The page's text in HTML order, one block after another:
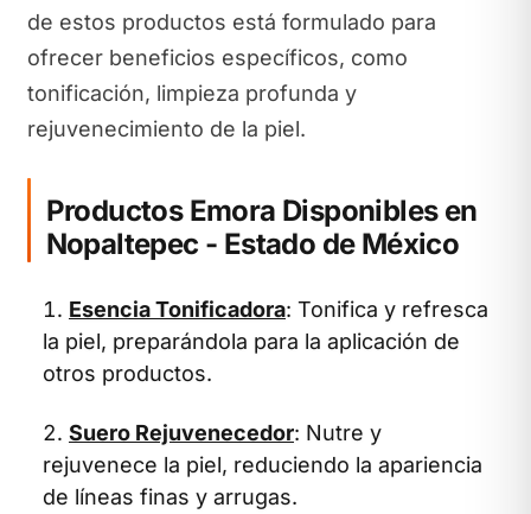
de estos productos está formulado para
ofrecer beneficios específicos, como
tonificación, limpieza profunda y
rejuvenecimiento de la piel.
Productos Emora Disponibles en
Nopaltepec - Estado de México
Esencia Tonificadora: Tonifica y refresca
la piel, preparándola para la aplicación de
otros productos.
Suero Rejuvenecedor: Nutre y
rejuvenece la piel, reduciendo la apariencia
de líneas finas y arrugas.